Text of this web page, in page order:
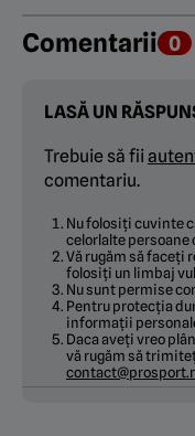
Comentarii 0
LASĂ UN
Trebuie să fii
comentariu.
Nu folosiți cuvinte
celorlalte persoane
Vă rugăm să faceți
folosiți un limbaj
Nu sunt permise
Pentru protecția
informații
Daca aveți vreo
vă rugăm să